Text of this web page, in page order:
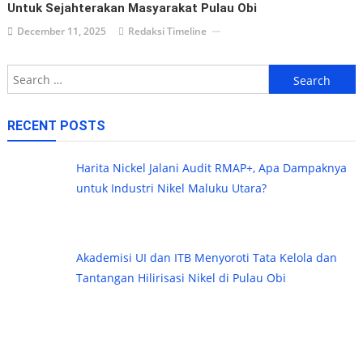
Untuk Sejahterakan Masyarakat Pulau Obi
December 11, 2025 Redaksi Timeline
Search
for:
RECENT POSTS
Harita Nickel Jalani Audit RMAP+, Apa Dampaknya
untuk Industri Nikel Maluku Utara?
Akademisi UI dan ITB Menyoroti Tata Kelola dan
Tantangan Hilirisasi Nikel di Pulau Obi